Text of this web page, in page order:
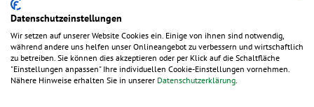
Datenschutzeinstellungen
Wir setzen auf unserer Website Cookies ein. Einige von ihnen sind notwendig,
während andere uns helfen unser Onlineangebot zu verbessern und wirtschaftlich
zu betreiben. Sie können dies akzeptieren oder per Klick auf die Schaltfläche
"Einstellungen anpassen" Ihre individuellen Cookie-Einstellungen vornehmen.
Nähere Hinweise erhalten Sie in unserer Datenschutzerklärung.